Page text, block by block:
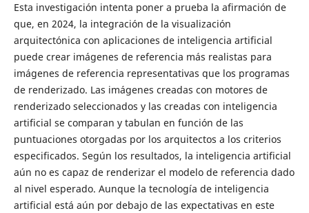
Esta investigación intenta poner a prueba la afirmación de
que, en 2024, la integración de la visualización
arquitectónica con aplicaciones de inteligencia artificial
puede crear imágenes de referencia más realistas para
imágenes de referencia representativas que los programas
de renderizado. Las imágenes creadas con motores de
renderizado seleccionados y las creadas con inteligencia
artificial se comparan y tabulan en función de las
puntuaciones otorgadas por los arquitectos a los criterios
especificados. Según los resultados, la inteligencia artificial
aún no es capaz de renderizar el modelo de referencia dado
al nivel esperado. Aunque la tecnología de inteligencia
artificial está aún por debajo de las expectativas en este